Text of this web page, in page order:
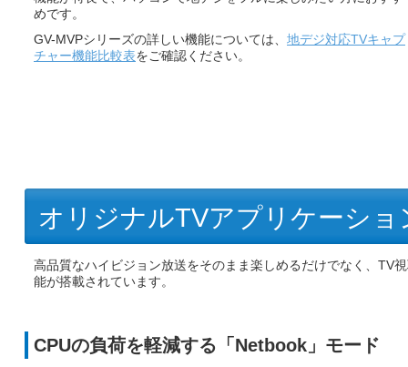
めです。
GV-MVPシリーズの詳しい機能については、 地デジ対応TVキャプ
チャー機能比較表をご確認ください。
オリジナルTVアプリケーショ
高品質なハイビジョン放送をそのまま楽しめるだけでなく、TV
能が搭載されています。
CPUの負荷を軽減する「Netbook」モード